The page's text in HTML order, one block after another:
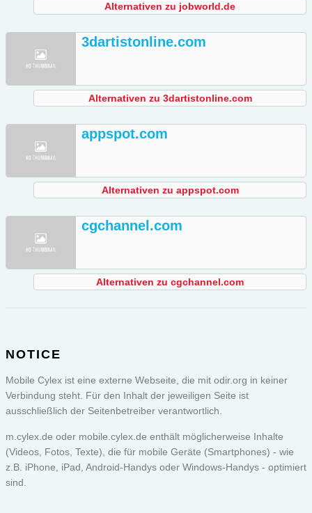
Alternativen zu jobworld.de
3dartistonline.com
Alternativen zu 3dartistonline.com
appspot.com
Alternativen zu appspot.com
cgchannel.com
Alternativen zu cgchannel.com
NOTICE
Mobile Cylex ist eine externe Webseite, die mit odir.org in keiner
Verbindung steht. Für den Inhalt der jeweiligen Seite ist
ausschließlich der Seitenbetreiber verantwortlich.
m.cylex.de oder mobile.cylex.de enthält möglicherweise Inhalte
(Videos, Fotos, Texte), die für mobile Geräte (Smartphones) - wie
z.B. iPhone, iPad, Android-Handys oder Windows-Handys - optimiert
sind.